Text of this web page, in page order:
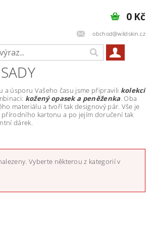
obchod@wildskin.cz
0 Kč
a úsporu Vašeho času jsme připravili kolekci
kožený opasek a peněženka. Oba
materiálu a tvoří tak designový pár. Vše je
přírodního kartonu a po jejím doručení tak
dárek.
Vyberte některou z kategorií v